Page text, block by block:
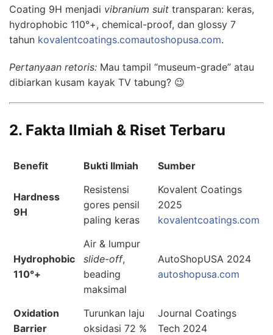
Coating 9H menjadi vibranium suit transparan: keras,
hydrophobic 110°+, chemical-proof, dan glossy 7
tahun kovalentcoatings.comautoshopusa.com.
Pertanyaan retoris: Mau tampil “museum-grade” atau
dibiarkan kusam kayak TV tabung? 😉
2. Fakta Ilmiah & Riset Terbaru
Benefit Bukti Ilmiah Sumber
Hardness
9H
Resistensi
gores pensil
paling keras
Kovalent Coatings
2025
kovalentcoatings.com
Hydrophobic
110°+
Air & lumpur
slide-off,
beading
maksimal
AutoShopUSA 2024
autoshopusa.com
Oxidation
Barrier
Turunkan laju
oksidasi 72 %
Journal Coatings
Tech 2024